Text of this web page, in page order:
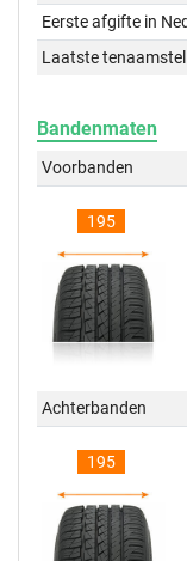
Eerste afgifte in
Laatste
Bandenmaten
Voorbanden
195
Achterbanden
195